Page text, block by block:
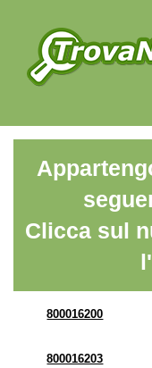
Clicca sul
800016200
800016203